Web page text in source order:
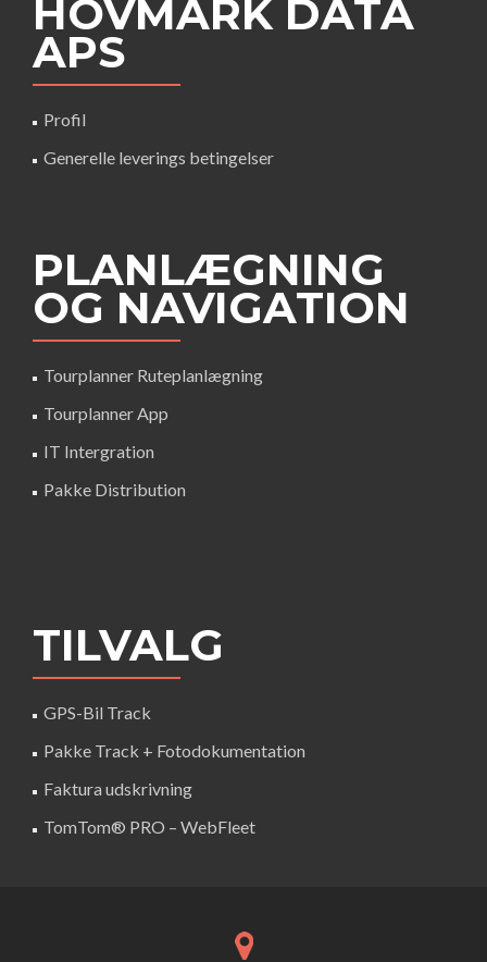
HOVMARK DATA
APS
Profil
Generelle leverings betingelser
PLANLÆGNING
OG NAVIGATION
Tourplanner Ruteplanlægning
Tourplanner App
IT Intergration
Pakke Distribution
TILVALG
GPS-Bil Track
Pakke Track + Fotodokumentation
Faktura udskrivning
TomTom® PRO – WebFleet